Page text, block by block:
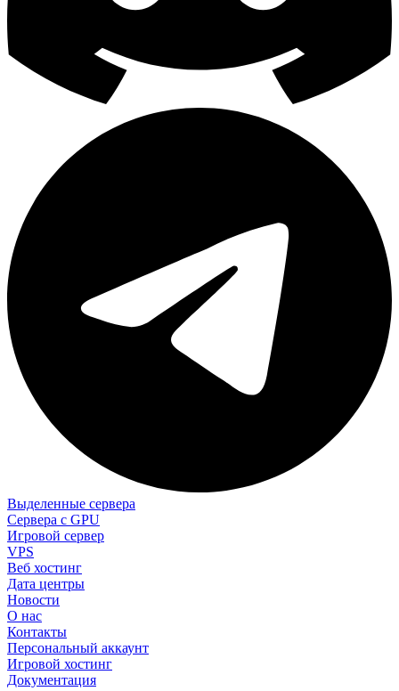
Выделенные сервера
Сервера с GPU
Игровой сервер
VPS
Веб хостинг
Дата центры
Новости
О нас
Контакты
Персональный аккаунт
Игровой хостинг
Документация